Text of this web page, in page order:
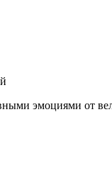
эмоциями от